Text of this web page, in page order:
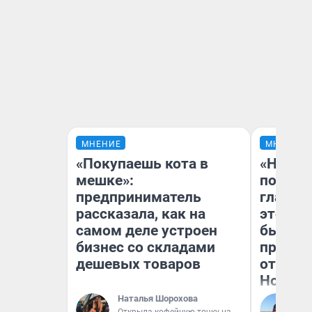
МНЕНИЕ
«Покупаешь кота в
мешке»:
предприниматель
рассказала, как на
самом деле устроен
бизнес со складами
дешевых товаров
Наталья Шорохова
МНЕНИЕ
этого
бьет
отзыв
Нолана